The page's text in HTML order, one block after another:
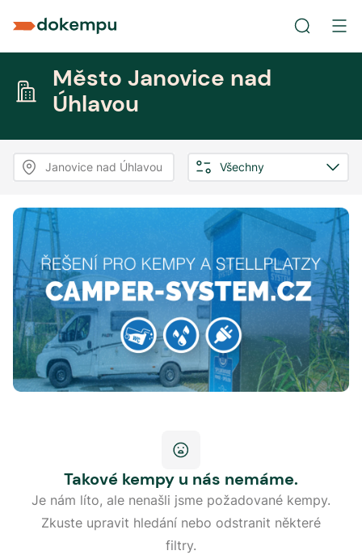
Město Janovice nad
Úhlavou
Janovice nad Úhlavou Všechny
Takové kempy u nás nemáme.
Je nám líto, ale nenašli jsme požadované kempy.
Zkuste upravit hledání nebo odstranit některé
filtry.